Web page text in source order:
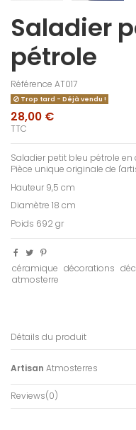
Saladier
pétrole
Référence AT017
Trop tard - Déjà vendu !
28,00 €
TTC
Saladier petit bleu pétrole en
Pièce unique originale de
Hauteur 9,5 cm
Diamètre 18 cm
Poids 692 gr
céramique décorations
atmosterre
Détails du produit
Artisan Atmosterres
Reviews(0)